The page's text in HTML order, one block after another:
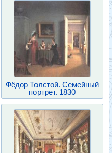
Фёдор Толстой. Семейный
портрет. 1830